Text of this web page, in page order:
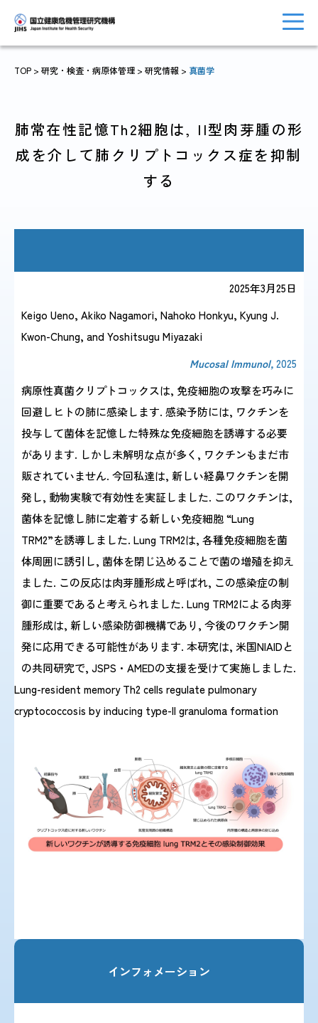
人材育成関係
感染症情報・
日本語 / English
TOP > 研究・検査・病原体管理 > 研究情報 > 真菌学
肺常在性記憶Th2細胞は, II型肉芽腫の形
成を介して肺クリプトコックス症を抑制
する
インフォメーション
2025年3月25日
Keigo Ueno, Akiko Nagamori, Nahoko Honkyu, Kyung J.
Kwon-Chung, and Yoshitsugu Miyazaki
Mucosal Immunol,2025
病原性真菌クリプトコックスは, 免疫細胞の攻撃を巧みに
回避しヒトの肺に感染します. 感染予防には, ワクチンを
投与して菌体を記憶した特殊な免疫細胞を誘導する必要
があります. しかし未解明な点が多く, ワクチンもまだ市
販されていません. 今回私達は, 新しい経鼻ワクチンを開
発し, 動物実験で有効性を実証しました. このワクチンは,
菌体を記憶し肺に定着する新しい免疫細胞 “Lung
TRM2”を誘導しました. Lung TRM2は, 各種免疫細胞を菌
体周囲に誘引し, 菌体を閉じ込めることで菌の増殖を抑え
ました. この反応は肉芽腫形成と呼ばれ, この感染症の制
御に重要であると考えられました. Lung TRM2による肉芽
腫形成は, 新しい感染防御機構であり, 今後のワクチン開
発に応用できる可能性があります. 本研究は, 米国NIAIDと
の共同研究で, JSPS・AMEDの支援を受けて実施しました.
Lung-resident memory Th2 cells regulate pulmonary
cryptococcosis by inducing type-II granuloma formation